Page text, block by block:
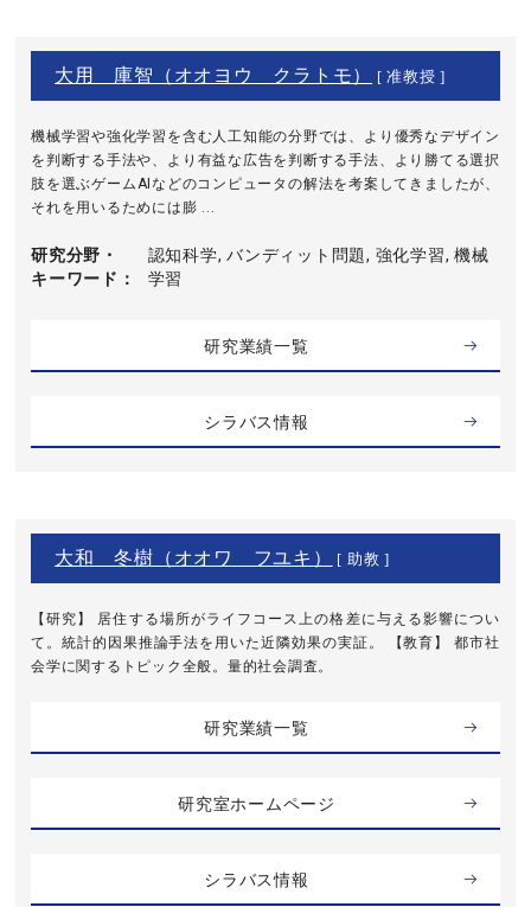
大用 庫智（オオヨウ クラトモ） [ 准教授 ]
機械学習や強化学習を含む人工知能の分野では、より優秀なデザイン
を判断する手法や、より有益な広告を判断する手法、より勝てる選択
肢を選ぶゲームAIなどのコンピュータの解法を考案してきましたが、
それを用いるためには膨 ...
研究分野・
キーワード
認知科学, バンディット問題, 強化学習, 機械
学習
研究業績一覧
シラバス情報
大和 冬樹（オオワ フユキ） [ 助教 ]
【研究】 居住する場所がライフコース上の格差に与える影響につい
て。統計的因果推論手法を用いた近隣効果の実証。 【教育】 都市社
会学に関するトピック全般。量的社会調査。
研究業績一覧
研究室ホームページ
シラバス情報